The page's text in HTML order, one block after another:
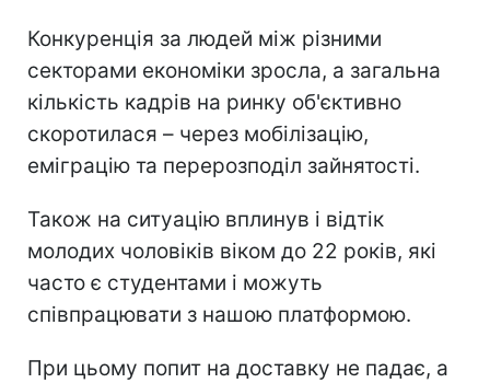
Конкуренція за людей між різними
секторами економіки зросла, а загальна
кількість кадрів на ринку об'єктивно
скоротилася – через мобілізацію,
еміграцію та перерозподіл зайнятості.
Також на ситуацію вплинув і відтік
молодих чоловіків віком до 22 років, які
часто є студентами і можуть
співпрацювати з нашою платформою.
При цьому попит на доставку не падає, а